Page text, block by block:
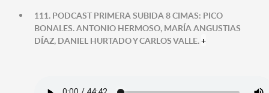
111. PODCAST PRIMERA SUBIDA 8 CIMAS: PICO
BONALES. ANTONIO HERMOSO, MARÍA ANGUSTIAS
DÍAZ, DANIEL HURTADO Y CARLOS VALLE.+